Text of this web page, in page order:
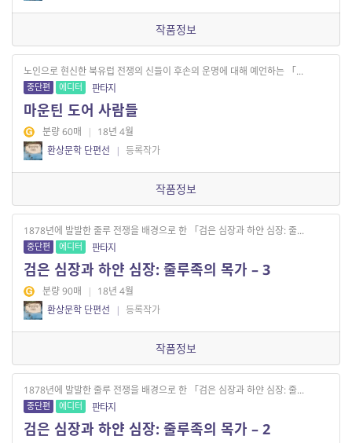
작품정보
노인으로 현신한 북유럽 전쟁의 신들이 후손의 운명에 대해 예언하는 「...
중단편 에디터 판타지
마운틴 도어 사람들
분량 60매 | 18년 4월
환상문학 단편선
| 등록작가
작품정보
1878년에 발발한 줄루 전쟁을 배경으로 한 「검은 심장과 하얀 심장: 줄...
중단편 에디터 판타지
검은 심장과 하얀 심장: 줄루족의 목가 – 3
분량 90매 | 18년 4월
환상문학 단편선
| 등록작가
작품정보
1878년에 발발한 줄루 전쟁을 배경으로 한 「검은 심장과 하얀 심장: 줄...
중단편 에디터 판타지
검은 심장과 하얀 심장: 줄루족의 목가 – 2